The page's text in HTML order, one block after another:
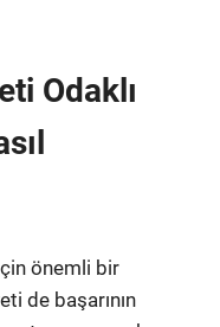
Odaklı
önemli bir
de başarının